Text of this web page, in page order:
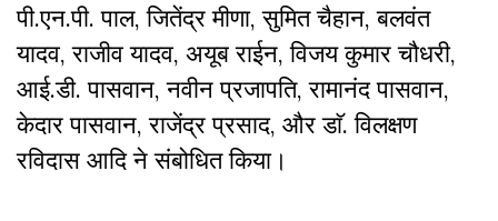
पी.एन.पी. पाल, जितेंद्र मीणा, सुमित चैहान, बलवंत
यादव, राजीव यादव, अयूब राईन, विजय कुमार चौधरी,
आई.डी. पासवान, नवीन प्रजापति, रामानंद पासवान,
केदार पासवान, राजेंद्र प्रसाद, और डाॅ. विलक्षण
रविदास आदि ने संबोधित किया।